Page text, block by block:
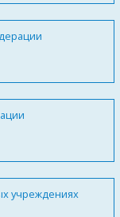
учреждениях